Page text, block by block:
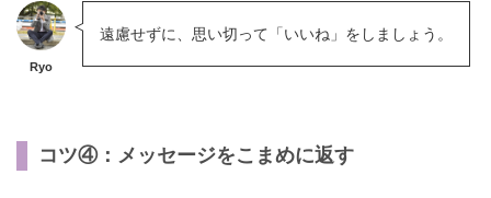
Ryo
遠慮せずに、思い切って「いいね」をしましょう。
コツ④：メッセージをこまめに返す